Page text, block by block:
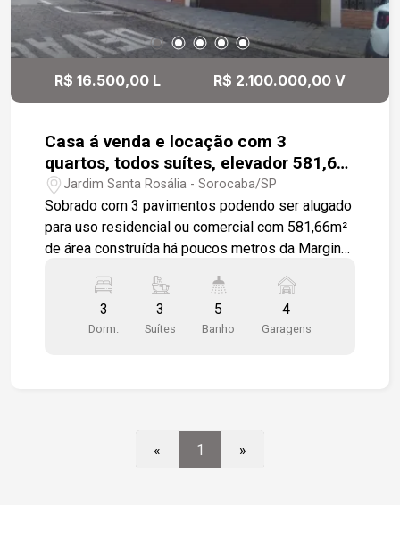
interno é todo cerâmico na cor cinza e o piso
externo é cerâmico antiderrapante. As cores
sóbrias conferem um design que alia conforto e
versatilidade adaptando o imóvel também como
clínica ou escritório, oferecendo elegância e
residencial quanto profissional.
R$ 16.500,00 L R$ 2.100.000,00 V
Casa á venda e locação com 3
quartos, todos suítes, elevador 581,66
m²Jardim Santa Rosália - Sorocaba/SP
Sobrado com 3 pavimentos podendo ser alugado
para uso residencial ou comercial com 581,66m²
de área construída há poucos metros da Marginal
em madeira e lavabo em ardósia, área de serviço
espaçosa, cozinha azulejada com pia em granito
e gabinete, toda em ardósia, despensa com
todas com aparelhos de ar condicionados,
3
Dorm.
3
Suítes
5
Banho
4
Garagens
« 1 »